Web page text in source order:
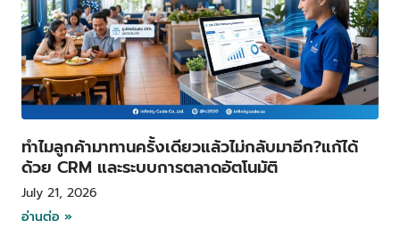
ทำไมลูกค้ามาทานครั้งเดียวแล้วไม่กลับมาอีก?แก้ได้
ด้วย CRM และระบบการตลาดอัตโนมัติ
July 21, 2026
อ่านต่อ »